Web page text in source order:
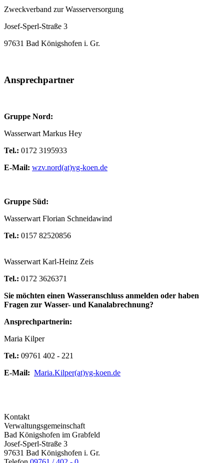
Zweckverband zur Wasserversorgung
Josef-Sperl-Straße 3
97631 Bad Königshofen i. Gr.
Ansprechpartner
Gruppe Nord:
Wasserwart Markus Hey
Tel.: 0172 3195933
E-Mail: wzv.nord(at)vg-koen.de
Gruppe Süd:
Wasserwart Florian Schneidawind
Tel.: 0157 82520856
Wasserwart Karl-Heinz Zeis
Tel.: 0172 3626371
Sie möchten einen Wasseranschluss anmelden oder haben
Fragen zur Wasser- und Kanalabrechnung?
Ansprechpartnerin:
Maria Kilper
Tel.: 09761 402 - 221
E-Mail: Maria.Kilper(at)vg-koen.de
Kontakt
Verwaltungsgemeinschaft
Bad Königshofen im Grabfeld
Josef-Sperl-Straße 3
97631 Bad Königshofen i. Gr.